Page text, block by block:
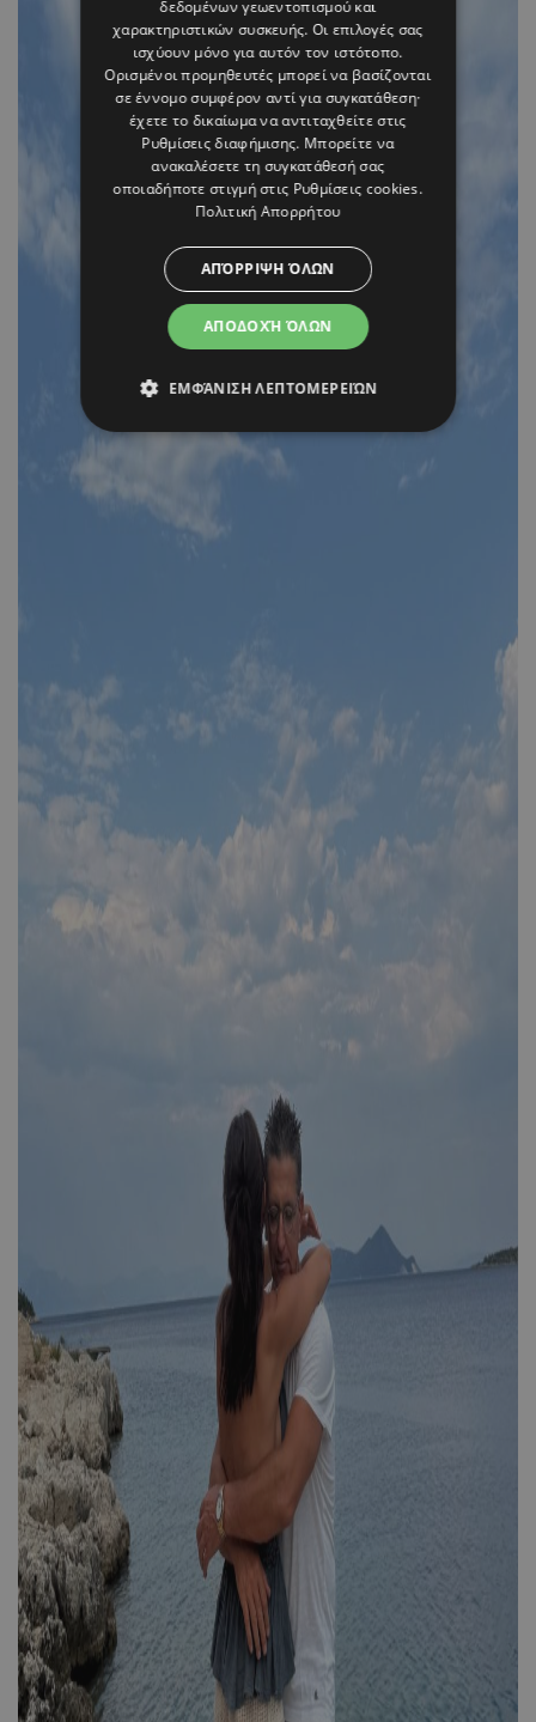
δεδομένων γεωεντοπισμού και
χαρακτηριστικών συσκευής. Οι επιλογές σας
ισχύουν μόνο για αυτόν τον ιστότοπο.
Ορισμένοι προμηθευτές μπορεί να βασίζονται
σε έννομο συμφέρον αντί για συγκατάθεση·
έχετε το δικαίωμα να αντιταχθείτε στις
Ρυθμίσεις διαφήμισης. Μπορείτε να
ανακαλέσετε τη συγκατάθεσή σας
οποιαδήποτε στιγμή στις Ρυθμίσεις cookies.
Πολιτική Απορρήτου
ΑΠΟΔΟΧΉ ΌΛΩΝ
ΑΠΌΡΡΙΨΗ ΌΛΩΝ
ΕΜΦΆΝΙΣΗ ΛΕΠΤΟΜΕΡΕΙΏΝ